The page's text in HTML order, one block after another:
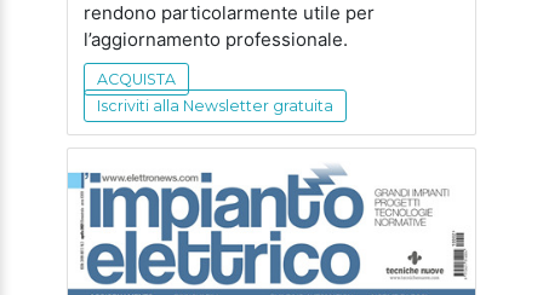
rendono particolarmente utile per
l’aggiornamento professionale.
ACQUISTA
Iscriviti alla Newsletter gratuita